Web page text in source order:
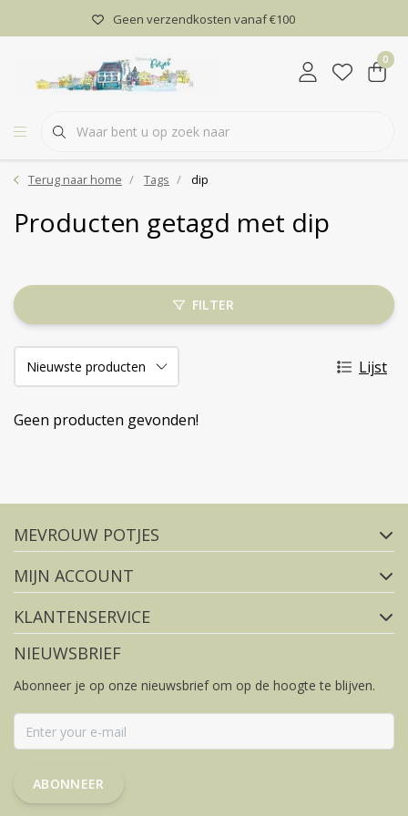
Geen verzendkosten vanaf €100
0
Terug naar home Tags dip
Producten getagd met dip
FILTER
Lijst
Geen producten gevonden!
FACEBOOK
MEVROUW POTJES
MIJN ACCOUNT
KLANTENSERVICE
NIEUWSBRIEF
Abonneer je op onze nieuwsbrief om op de hoogte te blijven.
ABONNEER